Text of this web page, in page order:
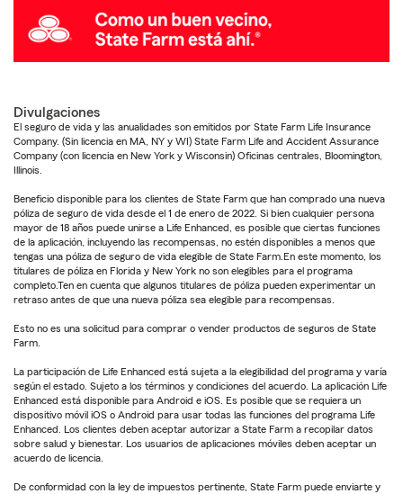
Divulgaciones
El seguro de vida y las anualidades son emitidos por State Farm Life Insurance
Company. (Sin licencia en MA, NY y WI) State Farm Life and Accident Assurance
Company (con licencia en New York y Wisconsin) Oficinas centrales, Bloomington,
Illinois.
Beneficio disponible para los clientes de State Farm que han comprado una nueva
póliza de seguro de vida desde el 1 de enero de 2022. Si bien cualquier persona
mayor de 18 años puede unirse a Life Enhanced, es posible que ciertas funciones
de la aplicación, incluyendo las recompensas, no estén disponibles a menos que
tengas una póliza de seguro de vida elegible de State Farm.En este momento, los
titulares de póliza en Florida y New York no son elegibles para el programa
completo.Ten en cuenta que algunos titulares de póliza pueden experimentar un
retraso antes de que una nueva póliza sea elegible para recompensas.
Esto no es una solicitud para comprar o vender productos de seguros de State
Farm.
La participación de Life Enhanced está sujeta a la elegibilidad del programa y varía
según el estado. Sujeto a los términos y condiciones del acuerdo. La aplicación Life
Enhanced está disponible para Android e iOS. Es posible que se requiera un
dispositivo móvil iOS o Android para usar todas las funciones del programa Life
Enhanced. Los clientes deben aceptar autorizar a State Farm a recopilar datos
sobre salud y bienestar. Los usuarios de aplicaciones móviles deben aceptar un
acuerdo de licencia.
De conformidad con la ley de impuestos pertinente, State Farm puede enviarte y